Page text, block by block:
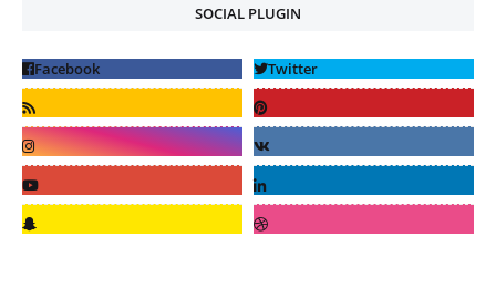
SOCIAL PLUGIN